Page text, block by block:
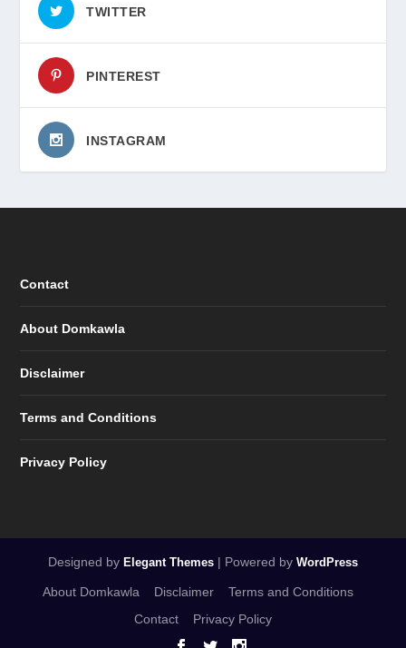
TWITTER
PINTEREST
INSTAGRAM
Contact
About Domkawla
Disclaimer
Terms and Conditions
Privacy Policy
Designed by Elegant Themes | Powered by WordPress
About Domkawla Disclaimer
Terms and Conditions
Contact
Privacy Policy